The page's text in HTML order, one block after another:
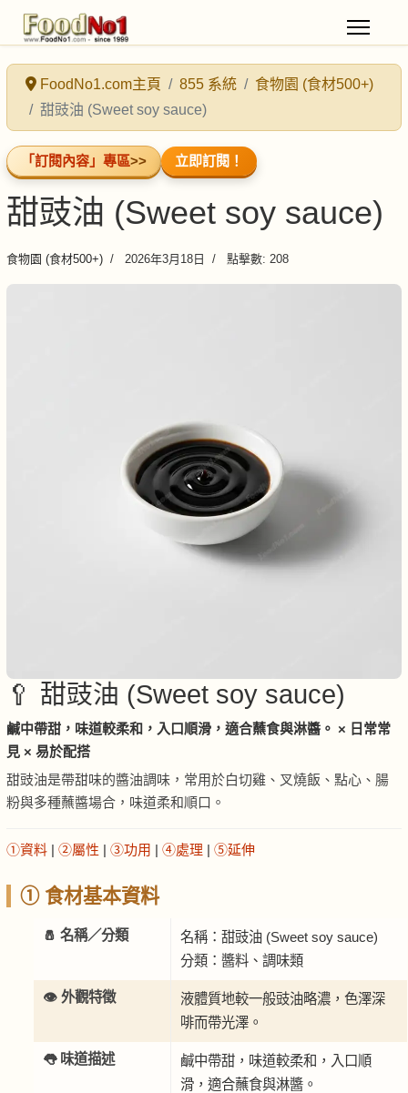
FoodNo1.com主頁 855 系統
食物園 (食材500+)
甜豉油 (Sweet soy sauce)
「訂閱內容」專區>> 立即訂閱！
甜豉油 (Sweet soy sauce)
食物園 (食材500+) 2026年3月18日 點擊數: 208
🥄 甜豉油 (Sweet soy sauce)
鹹中帶甜，味道較柔和，入口順滑，適合蘸食與淋醬。 × 日常常
見 × 易於配搭
甜豉油是帶甜味的醬油調味，常用於白切雞、叉燒飯、點心、腸
粉與多種蘸醬場合，味道柔和順口。
①資料 | ②屬性 | ③功用 | ④處理 | ⑤延伸
① 食材基本資料
🧂 名稱／分類
名稱：甜豉油 (Sweet soy sauce)
分類：醬料、調味類
👁️ 外觀特徵
液體質地較一般豉油略濃，色澤深
啡而帶光澤。
👅 味道描述
鹹中帶甜，味道較柔和，入口順
滑，適合蘸食與淋醬。